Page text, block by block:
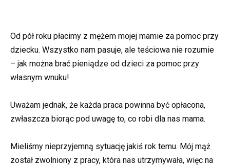
Od pół roku płacimy z mężem mojej mamie za pomoc przy
dziecku. Wszystko nam pasuje, ale teściowa nie rozumie
– jak można brać pieniądze od dzieci za pomoc przy
własnym wnuku!
Uważam jednak, że każda praca powinna być opłacona,
zwłaszcza biorąc pod uwagę to, co robi dla nas mama.
Mieliśmy nieprzyjemną sytuację jakiś rok temu. Mój mąż
został zwolniony z pracy, która nas utrzymywała, więc na